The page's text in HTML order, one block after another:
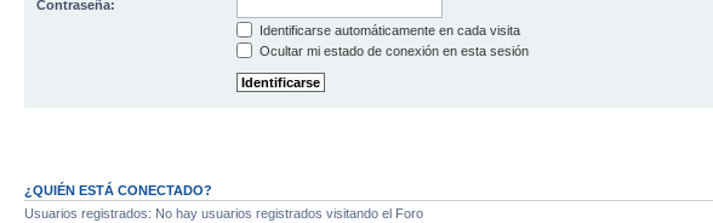
Contraseña:
Identificarse automáticamente en cada visita
Ocultar mi estado de conexión en esta sesión
¿QUIÉN ESTÁ CONECTADO?
Usuarios registrados: No hay usuarios registrados visitando el Foro